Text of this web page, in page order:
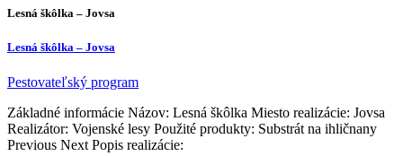
Lesná škôlka – Jovsa
Lesná škôlka – Jovsa
Pestovateľský program
Základné informácie Názov: Lesná škôlka Miesto realizácie: Jovsa
Realizátor: Vojenské lesy Použité produkty: Substrát na ihličnany
Previous Next Popis realizácie: